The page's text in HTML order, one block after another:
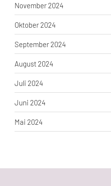
November 2024
Oktober 2024
September 2024
August 2024
Juli 2024
Juni 2024
Mai 2024